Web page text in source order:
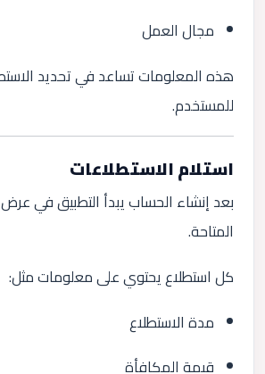
مجال العمل
هذه المعلومات تساعد في تحديد
للمستخدم.
استلام الاستطلاعات
بعد إنشاء الحساب يبدأ التطبيق في
المتاحة.
كل استطلاع يحتوي على معلومات مثل:
مدة الاستطلاع
قيمة المكافأة